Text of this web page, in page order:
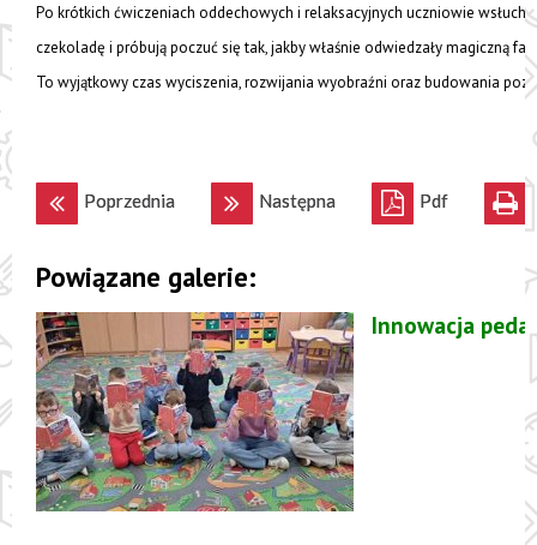
Po krótkich ćwiczeniach oddechowych i relaksacyjnych uczniowie
czekoladę i próbują poczuć się tak, jakby właśnie odwiedzały magiczną
To wyjątkowy czas wyciszenia, rozwijania wyobraźni oraz budowania
Poprzednia Następna Pdf
Powiązane galerie:
Innowacja